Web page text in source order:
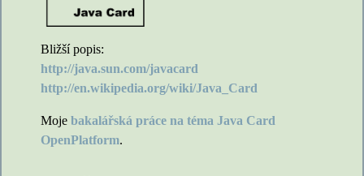
Bližší popis:
http://java.sun.com/javacard
http://en.wikipedia.org/wiki/Java_Card
Moje bakalářská práce na téma Java Card
OpenPlatform.